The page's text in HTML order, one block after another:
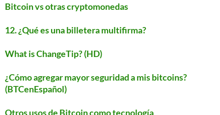
Bitcoin vs otras cryptomonedas
12. ¿Qué es una billetera multifirma?
What is ChangeTip? (HD)
¿Cómo agregar mayor seguridad a mis bitcoins?
(BTCenEspañol)
Otros usos de Bitcoin como tecnología